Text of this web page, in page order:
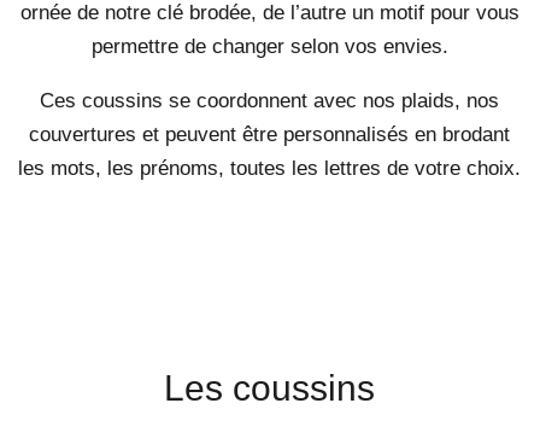
ornée de notre clé brodée, de l’autre un motif pour vous
permettre de changer selon vos envies.
Ces coussins se coordonnent avec nos plaids, nos
couvertures et peuvent être personnalisés en brodant
les mots, les prénoms, toutes les lettres de votre choix.
Les coussins